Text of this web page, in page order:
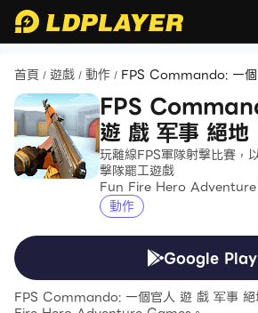
首頁 / 遊戲 / 動作 / FPS Commando: 一
FPS
遊 戲 军事 絕地
玩離線FPS軍隊射擊比賽，
擊隊罷工遊戲
Fun Fire Hero
動作
Google Play
FPS Commando: 一個官人 遊 戲 军事 絕